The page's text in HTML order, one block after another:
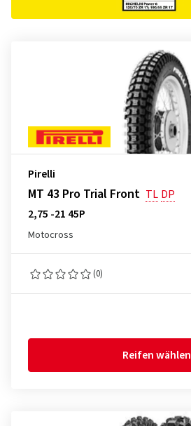
Pirelli
MT 43 Pro Trial Front TL DP
2,75 -21 45P
Motocross
(0)
Reifen wählen